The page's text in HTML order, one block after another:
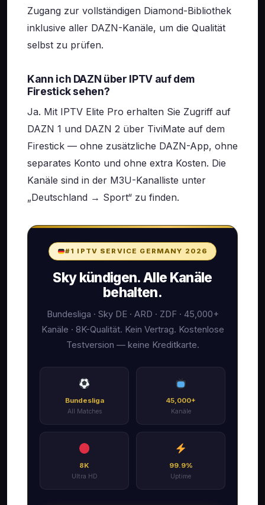
Zugang zur vollständigen Diamond-Bibliothek
inklusive aller DAZN-Kanäle, um die Qualität
selbst zu prüfen.
Kann ich DAZN über IPTV auf dem
Firestick sehen?
Ja. Mit IPTV Elite Pro erhalten Sie Zugriff auf
DAZN 1 und DAZN 2 über TiviMate auf dem
Firestick — ohne zusätzliche DAZN-App, ohne
separates Konto und ohne extra Kosten. Die
Kanäle sind in der M3U-Kanalliste unter
„Deutschland → Sport“ zu finden.
#1 IPTV SERVICE GERMANY 2026
Sky kündigen. Alle Kanäle
behalten.
Bundesliga · Sky DE · ARD · ZDF · 45,000+
Kanäle · 8K-Qualität. Kein Vertrag. Kostenlose
Testversion — keine Kreditkarte.
Bundesliga
All Matches
45,000+
Kanäle
8K
Ultra HD
99.9%
Uptime